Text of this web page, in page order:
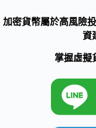
加密貨幣屬於高風險
資
掌握虛擬